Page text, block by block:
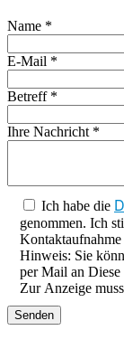
Name *
E-Mail *
Betreff *
Ihre Nachricht *
Ich habe die
genommen. Ich stimme
Hinweis: Sie
per Mail an Diese
Zur Anzeige
Senden